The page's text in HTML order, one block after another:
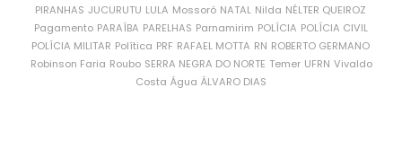
PIRANHAS JUCURUTU LULA Mossoró NATAL Nilda NÉLTER QUEIROZ
Pagamento PARAÍBA PARELHAS Parnamirim POLÍCIA POLÍCIA CIVIL
POLÍCIA MILITAR Política PRF RAFAEL MOTTA RN ROBERTO GERMANO
Robinson Faria Roubo SERRA NEGRA DO NORTE Temer UFRN Vivaldo
Costa Água ÁLVARO DIAS